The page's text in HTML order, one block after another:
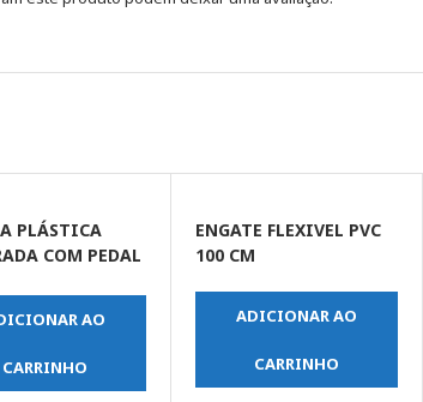
PLÁSTICA
COM PEDAL
AO
CARRINHO
ENGATE FLEXIVEL PVC
100 CM
ADICIONAR AO
CARRINHO